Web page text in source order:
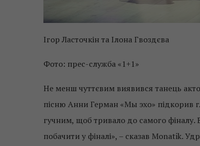
Ігор Ласточкін та Ілона Гвоздєва
Фото: прес-служба «1+1»
Не менш чуттєвим виявився танець
пісню Анни Герман «Мы эхо» підкорив
гучним, щоб тривало до самого фіналу.
побачити у фіналі», – сказав Monatik.